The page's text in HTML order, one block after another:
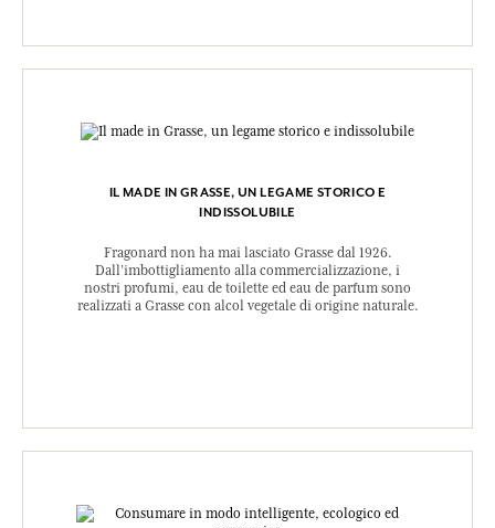
IL MADE IN GRASSE, UN LEGAME STORICO E
INDISSOLUBILE
Fragonard non ha mai lasciato Grasse dal 1926.
Dall’imbottigliamento alla commercializzazione, i
nostri profumi, eau de toilette ed eau de parfum sono
realizzati a Grasse con alcol vegetale di origine naturale.